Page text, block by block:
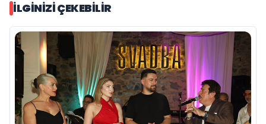
İLGINIZI ÇEKEBILIR